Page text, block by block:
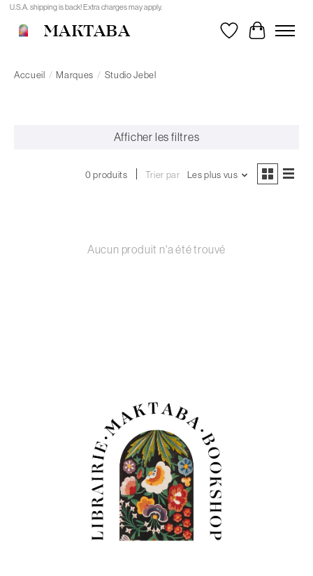
U.S.A. shipping is back! Extra charges may apply.
MAKTABA Liste de souhaits
Panier
Accueil / Marques / Studio Jebel
Afficher les filtres
0 produits Trier par Les plus vus
Aucun produit n'a été trouvé